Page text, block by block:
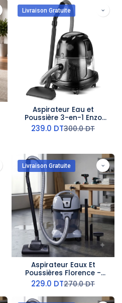
Livraison Gratuite
Aspirateur Eau et
Poussière 3-en-1 Enzo
3200W - Avec Fonction
Souffleur 20L
239.0 DT300.0DT
Livraison Gratuite
Aspirateur Eaux Et
Poussières Florence -
2800W Gris
229.0 DT270.0DT